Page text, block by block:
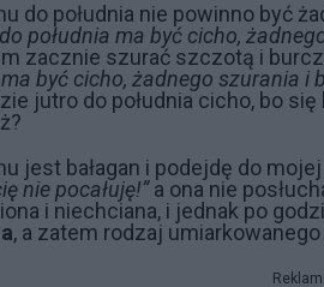
do południa nie powinno być
południa ma być cicho,
zacznie szurać szczotą i
być cicho, żadnego szurania i
jutro do południa cicho, bo
jest bałagan i podejdę do
nie pocałuję!”a ona nie
i niechciana, i jednak po
, a zatem rodzaj